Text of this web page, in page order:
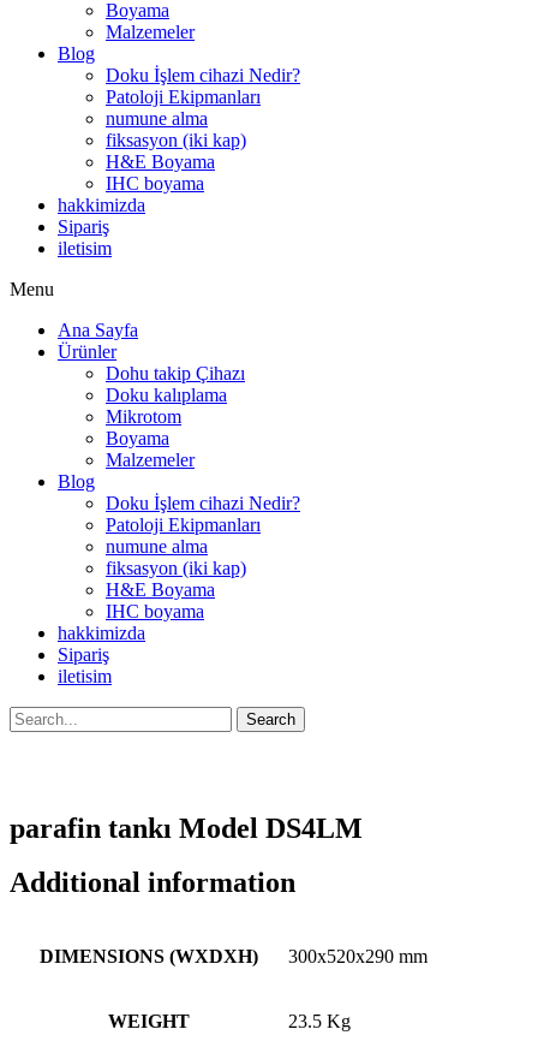
Boyama
Malzemeler
Blog
Doku İşlem cihazi Nedir?
Patoloji Ekipmanları
numune alma
fiksasyon (iki kap)
H&E Boyama
IHC boyama
hakkimizda
Sipariş
iletisim
Menu
Ana Sayfa
Ürünler
Dohu takip Çihazı
Doku kalıplama
Mikrotom
Boyama
Malzemeler
Blog
Doku İşlem cihazi Nedir?
Patoloji Ekipmanları
numune alma
fiksasyon (iki kap)
H&E Boyama
IHC boyama
hakkimizda
Sipariş
iletisim
Search
parafin tankı Model DS4LM
Additional information
DIMENSIONS (WXDXH) 300x520x290 mm
WEIGHT 23.5 Kg